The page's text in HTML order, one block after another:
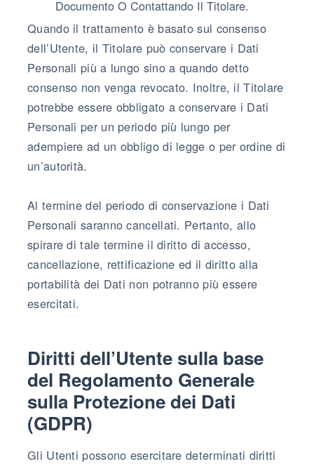
Documento O Contattando Il Titolare.
Quando il trattamento è basato sul consenso
dell’Utente, il Titolare può conservare i Dati
Personali più a lungo sino a quando detto
consenso non venga revocato. Inoltre, il Titolare
potrebbe essere obbligato a conservare i Dati
Personali per un periodo più lungo per
adempiere ad un obbligo di legge o per ordine di
un’autorità.
Al termine del periodo di conservazione i Dati
Personali saranno cancellati. Pertanto, allo
spirare di tale termine il diritto di accesso,
cancellazione, rettificazione ed il diritto alla
portabilità dei Dati non potranno più essere
esercitati.
Diritti dell’Utente sulla base
del Regolamento Generale
sulla Protezione dei Dati
(GDPR)
Gli Utenti possono esercitare determinati diritti